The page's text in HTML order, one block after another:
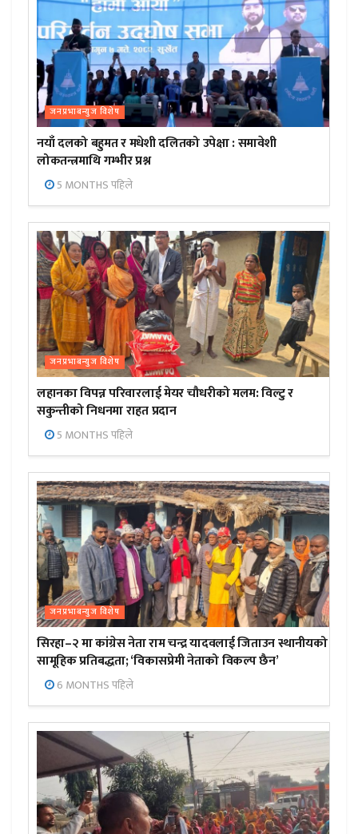
जनप्रभाबन्युज विशेष
नयाँ दलको बहुमत र मधेशी दलितको उपेक्षा : समावेशी
लोकतन्त्रमाथि गम्भीर प्रश्न
5 MONTHS पहिले
जनप्रभाबन्युज विशेष
लहानका विपन्न परिवारलाई मेयर चौधरीको मलम: विल्टु र
सकुन्तीको निधनमा राहत प्रदान
5 MONTHS पहिले
जनप्रभाबन्युज विशेष
सिरहा–२ मा कांग्रेस नेता राम चन्द्र यादवलाई जिताउन स्थानीयको
सामूहिक प्रतिबद्धता; ‘विकासप्रेमी नेताको विकल्प छैन’
6 MONTHS पहिले